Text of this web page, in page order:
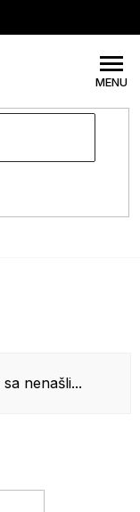
sa nenašli...